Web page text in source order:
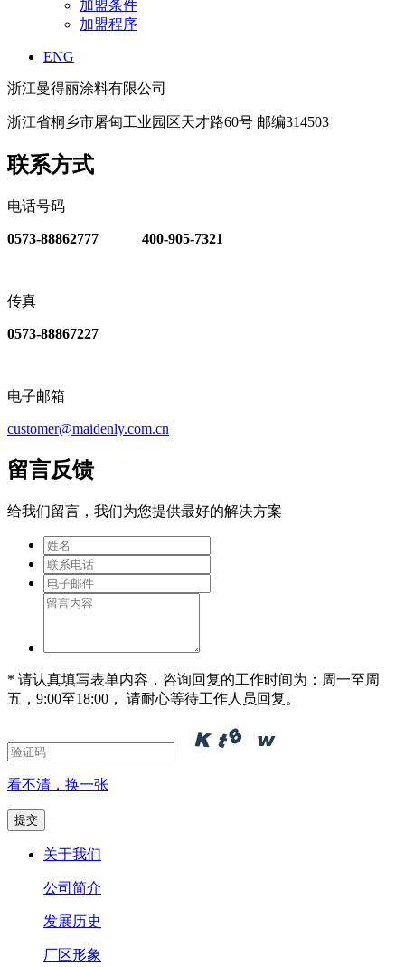
加盟条件
加盟程序
ENG
浙江曼得丽涂料有限公司
浙江省桐乡市屠甸工业园区天才路60号 邮编314503
联系方式
电话号码
0573-88862777 400-905-7321
传真
0573-88867227
电子邮箱
customer@maidenly.com.cn
留言反馈
给我们留言，我们为您提供最好的解决方案
* 请认真填写表单内容，咨询回复的工作时间为：周一至周
五，9:00至18:00， 请耐心等待工作人员回复。
看不清，换一张
关于我们
公司简介
发展历史
厂区形象